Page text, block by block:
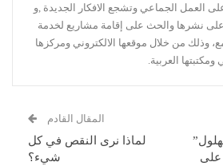
العمل الجماعي وتشجع الافكار الجديدة ,و
نشرها والحث على إقامة مشاريع لخدمة
وذلك من خلال موقعها الالكتروني ومركزها
ومكتبتها العربية.
على
المقال القادم
لماذا نرى النقص في كل
شيء؟